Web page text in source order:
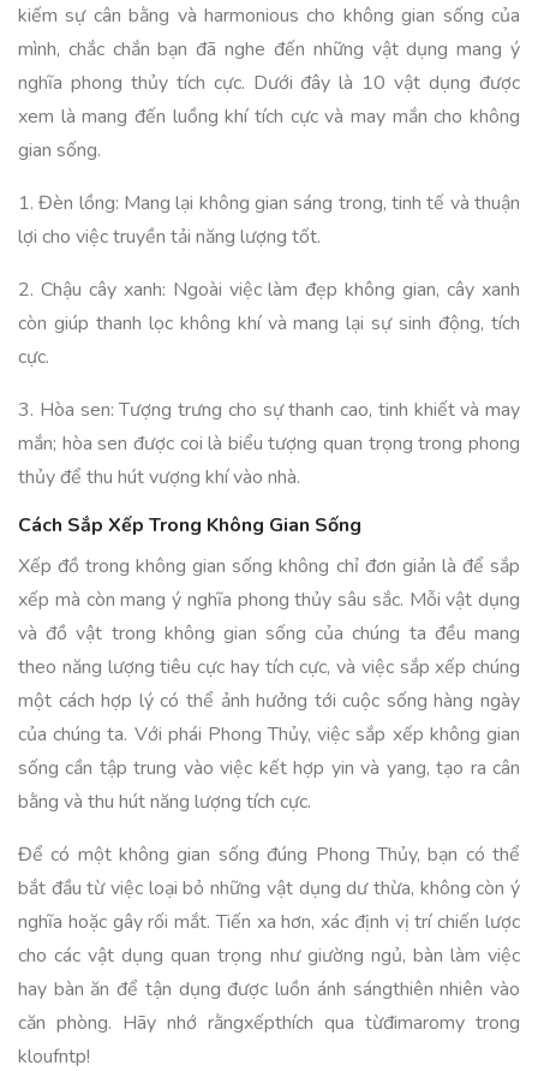
kiếm sự cân bằng và harmonious cho không gian sống của
mình, chắc chắn bạn đã nghe đến những vật dụng mang ý
nghĩa phong thủy tích cực. Dưới đây là 10 vật dụng được
xem là mang đến luồng khí tích cực và may mắn cho không
gian sống.
1. Đèn lồng: Mang lại không gian sáng trong, tinh tế và thuận
lợi cho việc truyền tải năng lượng tốt.
2. Chậu cây xanh: Ngoài việc làm đẹp không gian, cây xanh
còn giúp thanh lọc không khí và mang lại sự sinh động, tích
cực.
3. Hòa sen: Tượng trưng cho sự thanh cao, tinh khiết và may
mắn; hòa sen được coi là biểu tượng quan trọng trong phong
thủy để thu hút vượng khí vào nhà.
Cách Sắp Xếp Trong Không Gian Sống
Xếp đồ trong không gian sống không chỉ đơn giản là để sắp
xếp mà còn mang ý nghĩa phong thủy sâu sắc. Mỗi vật dụng
và đồ vật trong không gian sống của chúng ta đều mang
theo năng lượng tiêu cực hay tích cực, và việc sắp xếp chúng
một cách hợp lý có thể ảnh hưởng tới cuộc sống hàng ngày
của chúng ta. Với phái Phong Thủy, việc sắp xếp không gian
sống cần tập trung vào việc kết hợp yin và yang, tạo ra cân
bằng và thu hút năng lượng tích cực.
Để có một không gian sống đúng Phong Thủy, bạn có thể
bắt đầu từ việc loại bỏ những vật dụng dư thừa, không còn ý
nghĩa hoặc gây rối mắt. Tiến xa hơn, xác định vị trí chiến lược
cho các vật dụng quan trọng như giường ngủ, bàn làm việc
hay bàn ăn để tận dụng được luồn ánh sángthiên nhiên vào
căn phòng. Hãy nhớ rằngxếpthích qua từđimaromy trong
kloufntp!